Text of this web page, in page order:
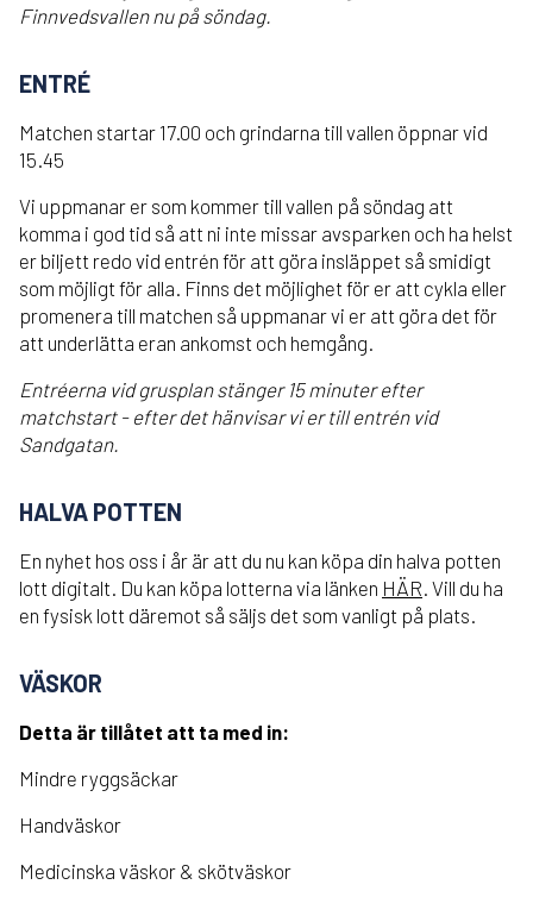
Finnvedsvallen nu på söndag.
ENTRÉ
Matchen startar 17.00 och grindarna till vallen öppnar vid
15.45
Vi uppmanar er som kommer till vallen på söndag att
komma i god tid så att ni inte missar avsparken och ha helst
er biljett redo vid entrén för att göra insläppet så smidigt
som möjligt för alla. Finns det möjlighet för er att cykla eller
promenera till matchen så uppmanar vi er att göra det för
att underlätta eran ankomst och hemgång.
Entréerna vid grusplan stänger 15 minuter efter
matchstart - efter det hänvisar vi er till entrén vid
Sandgatan.
HALVA POTTEN
En nyhet hos oss i år är att du nu kan köpa din halva potten
lott digitalt. Du kan köpa lotterna via länken HÄR . Vill du ha
en fysisk lott däremot så säljs det som vanligt på plats.
VÄSKOR
Detta är tillåtet att ta med in:
Mindre ryggsäckar
Handväskor
Medicinska väskor & skötväskor